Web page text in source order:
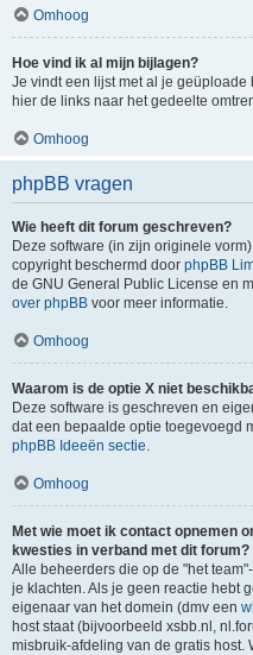
Omhoog
Hoe vind ik al mijn bijlagen?
Je vindt een lijst met al je
hier de links naar het gedeelte
Omhoog
phpBB vragen
Wie heeft dit forum geschreven?
Deze software (in zijn originele
copyright beschermd door phpBB
de GNU General Public License en
over phpBB voor meer informatie.
Omhoog
Waarom is de optie X niet
Deze software is geschreven en
dat een bepaalde optie toegevoegd
phpBB Ideeën sectie.
Omhoog
Met wie moet ik contact opnemen
kwesties in verband met dit forum?
Alle beheerders die op de "het
je klachten. Als je geen reactie hebt
eigenaar van het domein (dmv een
host staat (bijvoorbeeld xsbb.nl,
misbruik-afdeling van de gratis host.